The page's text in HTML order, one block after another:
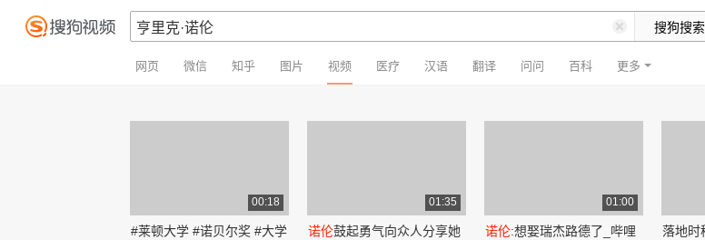
网页 微信 知乎 图片 视频 医疗 汉语 翻译 问问 百科 更多
00:18
#莱顿大学 #诺贝尔奖 #大学
01:35
诺伦鼓起勇气向众人分享她
01:00
诺伦:想娶瑞杰路德了_哔哩
落地时